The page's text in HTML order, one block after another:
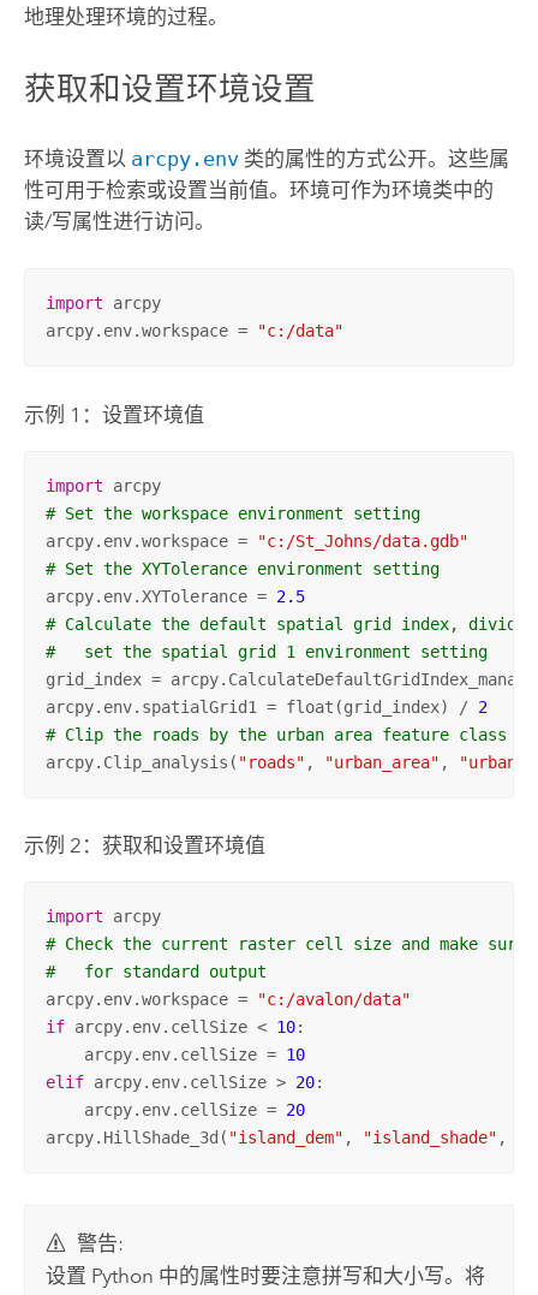
地理处理环境的过程。
获取和设置环境设置
环境设置以 arcpy.env类的属性的方式公开。这些属
性可用于检索或设置当前值。环境可作为环境类中的
读/写属性进行访问。
import arcpy
arcpy.env.workspace =
"c:/data"
示例 1：设置环境值
import
arcpy
# Set the workspace environment setting
arcpy.env.workspace =
"c:/St_Johns/data.gdb"
# Set the XYTolerance environment setting
arcpy.env.XYTolerance = 2.5
# Calculate the default spatial grid index,
#   set the spatial grid 1 environment setting
grid_index =
arcpy.env.spatialGrid1 = float(grid_index) / 2
# Clip the roads by the urban area feature class
arcpy.Clip_analysis( "roads" , "urban_area" ,
示例 2：获取和设置环境值
import
arcpy
# Check the current raster cell size and make
#   for standard output
arcpy.env.workspace =
"c:/avalon/data"
if arcpy.env.cellSize < 10:
    arcpy.env.cellSize =
10
elif arcpy.env.cellSize > 20:
    arcpy.env.cellSize =
20
arcpy.HillShade_3d( "island_dem" , "island_shade" ,
警告:
设置 Python 中的属性时要注意拼写和大小写。将